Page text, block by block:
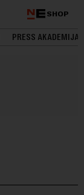
SHOP
PRESS AKADEMIJA